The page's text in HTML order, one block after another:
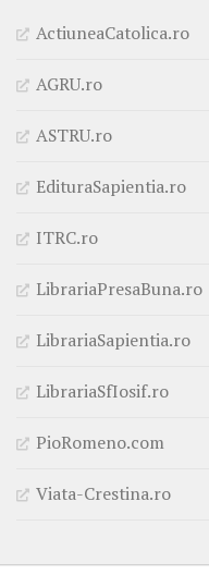
ActiuneaCatolica.ro
AGRU.ro
ASTRU.ro
EdituraSapientia.ro
ITRC.ro
LibrariaPresaBuna.ro
LibrariaSapientia.ro
LibrariaSfIosif.ro
PioRomeno.com
Viata-Crestina.ro